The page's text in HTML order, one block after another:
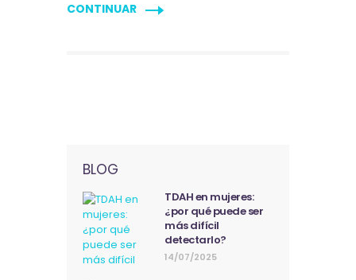
CONTINUAR
BLOG
TDAH en mujeres:
¿por qué puede ser
más difícil
detectarlo?
14/07/2025